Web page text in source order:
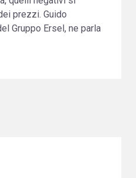
prezzi. Guido
Gruppo Ersel, ne parla